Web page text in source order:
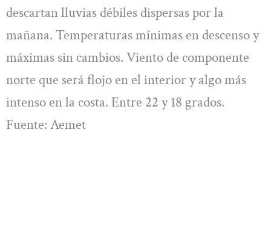
descartan lluvias débiles dispersas por la
mañana. Temperaturas mínimas en descenso y
máximas sin cambios. Viento de componente
norte que será flojo en el interior y algo más
intenso en la costa. Entre 22 y 18 grados.
Fuente: Aemet